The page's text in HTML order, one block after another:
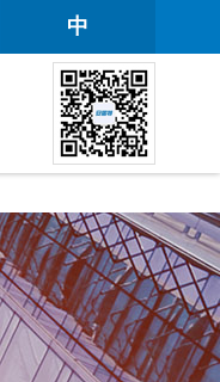
中